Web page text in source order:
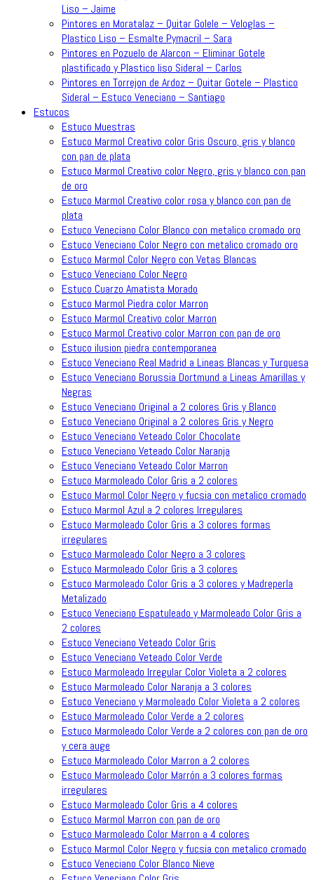
Liso – Jaime
Pintores en Moratalaz – Quitar Golele – Veloglas –
Plastico Liso – Esmalte Pymacril – Sara
Pintores en Pozuelo de Alarcon – Eliminar Gotele
plastificado y Plastico liso Sideral – Carlos
Pintores en Torrejon de Ardoz – Quitar Gotele – Plastico
Sideral – Estuco Veneciano – Santiago
Estucos
Estuco Muestras
Estuco Marmol Creativo color Gris Oscuro, gris y blanco
con pan de plata
Estuco Marmol Creativo color Negro, gris y blanco con pan
de oro
Estuco Marmol Creativo color rosa y blanco con pan de
plata
Estuco Veneciano Color Blanco con metalico cromado oro
Estuco Veneciano Color Negro con metalico cromado oro
Estuco Marmol Color Negro con Vetas Blancas
Estuco Veneciano Color Negro
Estuco Cuarzo Amatista Morado
Estuco Marmol Piedra color Marron
Estuco Marmol Creativo color Marron
Estuco Marmol Creativo color Marron con pan de oro
Estuco ilusion piedra contemporanea
Estuco Veneciano Real Madrid a Lineas Blancas y Turquesa
Estuco Veneciano Borussia Dortmund a Lineas Amarillas y
Negras
Estuco Veneciano Original a 2 colores Gris y Blanco
Estuco Veneciano Original a 2 colores Gris y Negro
Estuco Veneciano Veteado Color Chocolate
Estuco Veneciano Veteado Color Naranja
Estuco Veneciano Veteado Color Marron
Estuco Marmoleado Color Gris a 2 colores
Estuco Marmol Color Negro y fucsia con metalico cromado
Estuco Marmol Azul a 2 colores Irregulares
Estuco Marmoleado Color Gris a 3 colores formas
irregulares
Estuco Marmoleado Color Negro a 3 colores
Estuco Marmoleado Color Gris a 3 colores
Estuco Marmoleado Color Gris a 3 colores y Madreperla
Metalizado
Estuco Veneciano Espatuleado y Marmoleado Color Gris a
2 colores
Estuco Veneciano Veteado Color Gris
Estuco Veneciano Veteado Color Verde
Estuco Marmoleado Irregular Color Violeta a 2 colores
Estuco Marmoleado Color Naranja a 3 colores
Estuco Veneciano y Marmoleado Color Violeta a 2 colores
Estuco Marmoleado Color Verde a 2 colores
Estuco Marmoleado Color Verde a 2 colores con pan de oro
y cera auge
Estuco Marmoleado Color Marron a 2 colores
Estuco Marmoleado Color Marrón a 3 colores formas
irregulares
Estuco Marmoleado Color Gris a 4 colores
Estuco Marmol Marron con pan de oro
Estuco Marmoleado Color Marron a 4 colores
Estuco Marmol Color Negro y fucsia con metalico cromado
Estuco Veneciano Color Blanco Nieve